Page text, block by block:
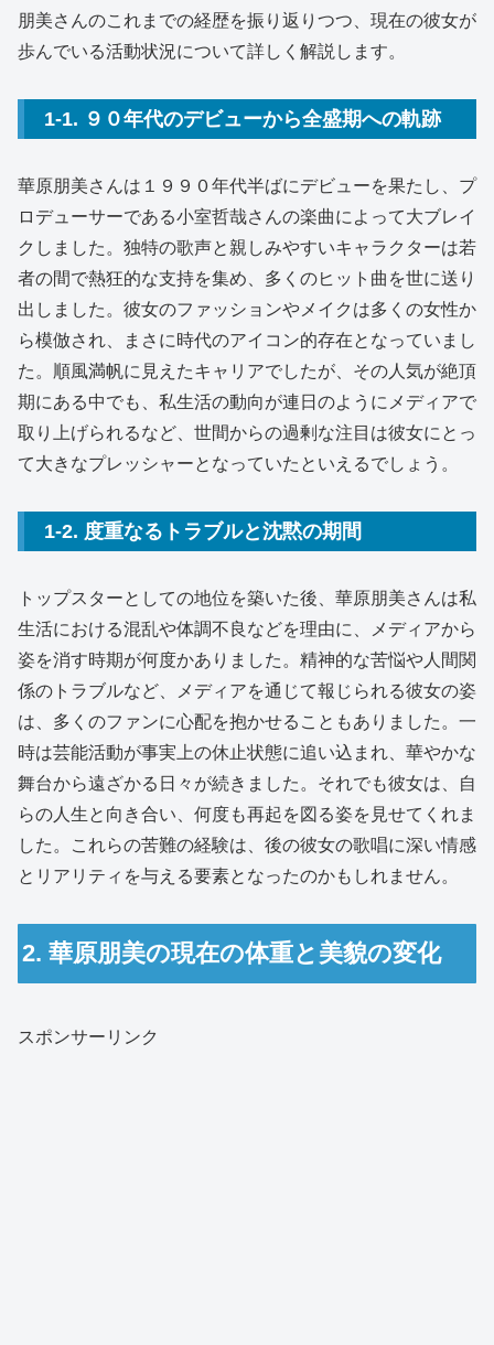
朋美さんのこれまでの経歴を振り返りつつ、現在の彼女が
歩んでいる活動状況について詳しく解説します。
1-1. ９０年代のデビューから全盛期への軌跡
華原朋美さんは１９９０年代半ばにデビューを果たし、プ
ロデューサーである小室哲哉さんの楽曲によって大ブレイ
クしました。独特の歌声と親しみやすいキャラクターは若
者の間で熱狂的な支持を集め、多くのヒット曲を世に送り
出しました。彼女のファッションやメイクは多くの女性か
ら模倣され、まさに時代のアイコン的存在となっていまし
た。順風満帆に見えたキャリアでしたが、その人気が絶頂
期にある中でも、私生活の動向が連日のようにメディアで
取り上げられるなど、世間からの過剰な注目は彼女にとっ
て大きなプレッシャーとなっていたといえるでしょう。
1-2. 度重なるトラブルと沈黙の期間
トップスターとしての地位を築いた後、華原朋美さんは私
生活における混乱や体調不良などを理由に、メディアから
姿を消す時期が何度かありました。精神的な苦悩や人間関
係のトラブルなど、メディアを通じて報じられる彼女の姿
は、多くのファンに心配を抱かせることもありました。一
時は芸能活動が事実上の休止状態に追い込まれ、華やかな
舞台から遠ざかる日々が続きました。それでも彼女は、自
らの人生と向き合い、何度も再起を図る姿を見せてくれま
した。これらの苦難の経験は、後の彼女の歌唱に深い情感
とリアリティを与える要素となったのかもしれません。
2. 華原朋美の現在の体重と美貌の変化
スポンサーリンク